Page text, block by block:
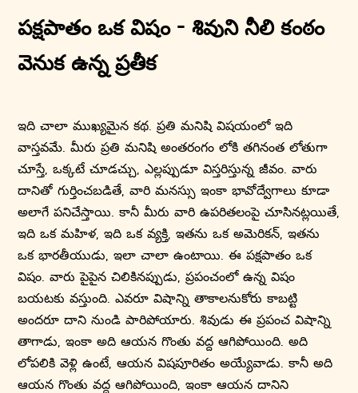
పక్షపాతం ఒక విషం - శివుని నీలి కంఠం
వెనుక ఉన్న ప్రతీక
ఇది చాలా ముఖ్యమైన కథ. ప్రతి మనిషి విషయంలో ఇది
వాస్తవమే. మీరు ప్రతి మనిషి అంతరంగం లోకి తగినంత లోతుగా
చూస్తే, ఒక్కటే చూడచ్చు, ఎల్లప్పుడూ విస్తరిస్తున్న జీవం. వారు
దానితో గుర్తించబడితే, వారి మనస్సు ఇంకా భావోద్వేగాలు కూడా
అలాగే పనిచేస్తాయి. కానీ మీరు వారి ఉపరితలంపై చూసినట్లయితే,
ఇది ఒక మహిళ, ఇది ఒక వ్యక్తి, ఇతను ఒక అమెరికన్, ఇతను
ఒక భారతీయుడు, ఇలా చాలా ఉంటాయి. ఈ పక్షపాతం ఒక
విషం. వారు పైపైన చిలికినప్పుడు, ప్రపంచంలో ఉన్న విషం
బయటకు వస్తుంది. ఎవరూ విషాన్ని తాకాలనుకోరు కాబట్టి
అందరూ దాని నుండి పారిపోయారు. శివుడు ఈ ప్రపంచ విషాన్ని
తాగాడు, ఇంకా అది ఆయన గొంతు వద్ద ఆగిపోయింది. అది
లోపలికి వెళ్లి ఉంటే, ఆయన విషపూరితం అయ్యేవాడు. కానీ అది
ఆయన గొంతు వద్ద ఆగిపోయింది, ఇంకా ఆయన దానిని